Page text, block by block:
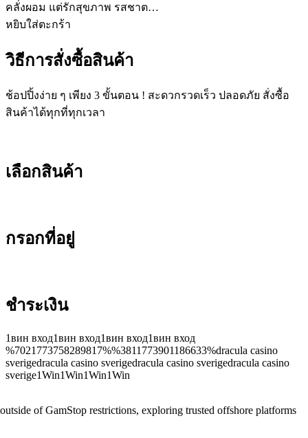
คลั่งผอม แต่รักสุขภาพ รสชาต…
หยิบใส่ตะกร้า
วิธีการสั่งซื้อสินค้า
ช้อปปิ้งง่าย ๆ เพียง 3 ขั้นตอน ! สะดวกรวดเร็ว ปลอดภัย สั่งซื้อ
สินค้าได้ทุกที่ทุกเวลา
เลือกสินค้า
กรอกที่อยู่
ชำระเงิน
1вин вход1вин вход1вин вход1вин вход
%7021773758289817%%3811773901186633%dracula casino
sverigedracula casino sverigedracula casino sverigedracula casino
sverige1Win1Win1Win1Win
Casinolyof GamStop restrictions, exploring trusted offshore platforms